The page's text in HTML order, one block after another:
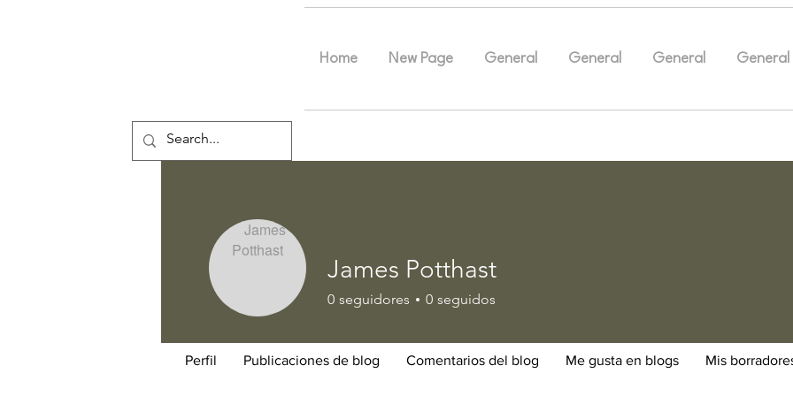
Home New Page General General General General
James Potthast
0 seguidores 0 seguidos
Perfil Publicaciones de blog Comentarios del blog Me gusta en blogs Mis